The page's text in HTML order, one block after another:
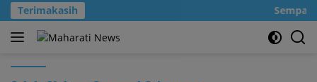
Langsung
ke
konten
Terimakasih